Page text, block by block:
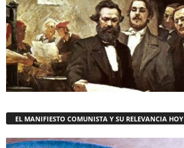
EL MANIFIESTO COMUNISTA Y SU RELEVANCIA HOY